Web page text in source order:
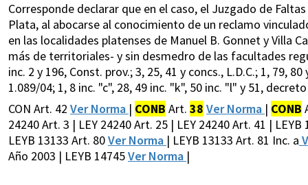
Corresponde declarar que en el caso, el Juzgado de
Plata, al abocarse al conocimiento de un reclamo
en las localidades platenses de Manuel B. Gonnet y Villa
más de territoriales- y sin desmedro de las facultades
inc. 2 y 196, Const. prov.; 3, 25, 41 y concs., L.D.C.; 1, 79,
1.089/04; 1, 8 inc. "c", 28, 49 inc. "k", 50 inc. "l" y 51,
CON Art. 42 Ver Norma | CONB Art. 38 Ver Norma | CONB
24240 Art. 3 | LEY 24240 Art. 25 | LEY 24240 Art. 41 |
LEYB 13133 Art. 80Ver Norma | LEYB 13133 Art. 81 Inc. a
Año 2003 | LEYB 14745Ver Norma |